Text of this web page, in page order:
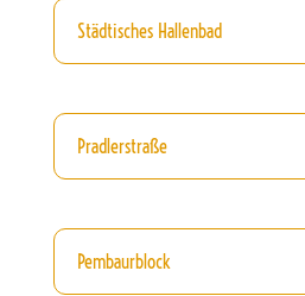
Städtisches Hallenbad
Pradlerstraße
Pembaurblock